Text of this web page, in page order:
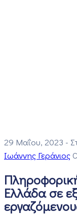
29 Μαΐου, 2023 -
Ιωάννης Γεράνιος
Ελλάδα σε